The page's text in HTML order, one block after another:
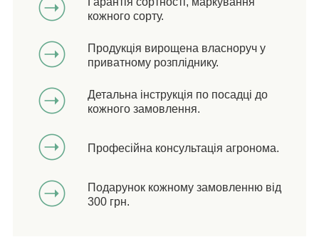
кожного сорту.
Продукція вирощена власноруч у
приватному розпліднику.
Детальна інструкція по посадці до
кожного замовлення.
Професійна консультація агронома.
Подарунок кожному замовленню від
300 грн.